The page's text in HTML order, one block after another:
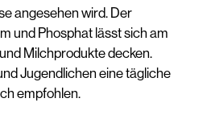
angesehen wird. Der
und Phosphat lässt sich am
Milchprodukte decken.
Jugendlichen eine tägliche
empfohlen.